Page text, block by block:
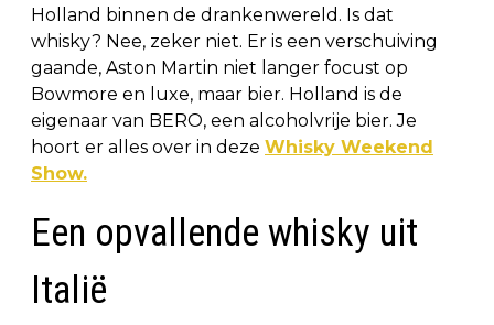
Holland binnen de drankenwereld. Is dat
whisky? Nee, zeker niet. Er is een verschuiving
gaande, Aston Martin niet langer focust op
Bowmore en luxe, maar bier. Holland is de
eigenaar van BERO, een alcoholvrije bier. Je
hoort er alles over in deze Whisky Weekend
Show.
Een opvallende whisky uit
Italië